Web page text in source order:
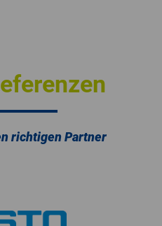
richtigen Partner​